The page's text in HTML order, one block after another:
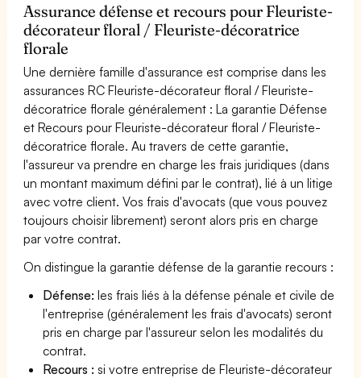
Assurance défense et recours pour Fleuriste-
décorateur floral / Fleuriste-décoratrice
florale
Une dernière famille d'assurance est comprise dans les
assurances RC Fleuriste-décorateur floral / Fleuriste-
décoratrice florale généralement : La garantie Défense
et Recours pour Fleuriste-décorateur floral / Fleuriste-
décoratrice florale. Au travers de cette garantie,
l'assureur va prendre en charge les frais juridiques (dans
un montant maximum défini par le contrat), lié à un litige
avec votre client. Vos frais d'avocats (que vous pouvez
toujours choisir librement) seront alors pris en charge
par votre contrat.
On distingue la garantie défense de la garantie recours :
Défense: les frais liés à la défense pénale et civile de
l'entreprise (généralement les frais d'avocats) seront
pris en charge par l'assureur selon les modalités du
contrat.
Recours : si votre entreprise de Fleuriste-décorateur